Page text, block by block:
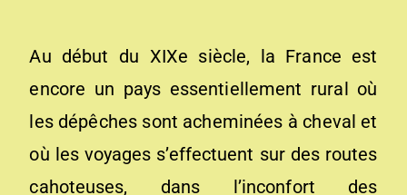
Au début du XIXe siècle, la France est
encore un pays essentiellement rural où
les dépêches sont acheminées à cheval et
où les voyages s’effectuent sur des routes
cahoteuses, dans l’inconfort des